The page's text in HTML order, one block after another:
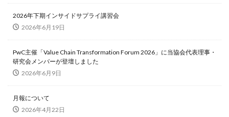
2026年下期インサイドサプライ講習会
2026年6月19日
PwC主催「Value Chain Transformation Forum 2026」に当協会代表理事・
研究会メンバーが登壇しました
2026年6月9日
月報について
2026年4月22日